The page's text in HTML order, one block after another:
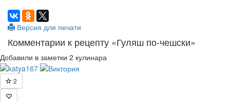
Версия для печати
Комментарии к рецепту «Гуляш по-чешски»
Добавили в заметки 2 кулинара
2